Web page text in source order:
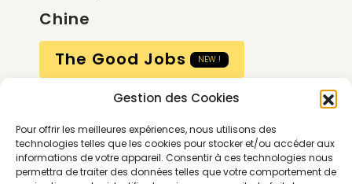
Gestion des Cookies
Pour offrir les meilleures expériences, nous utilisons des
technologies telles que les cookies pour stocker et/ou accéder aux
informations de votre appareil. Consentir à ces technologies nous
permettra de traiter des données telles que votre comportement de
Chine
The Good Jobs
NEW !
Compte
Calendrier
Contactez-nous